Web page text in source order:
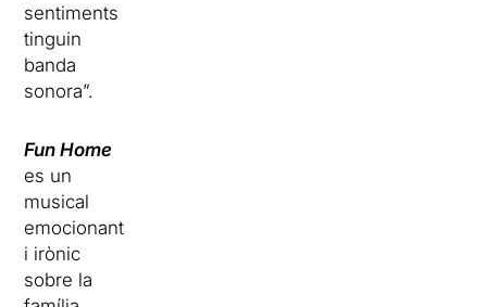
sentiments
tinguin
banda
sonora”.
Fun Home
es un
musical
emocionant
i irònic
sobre la